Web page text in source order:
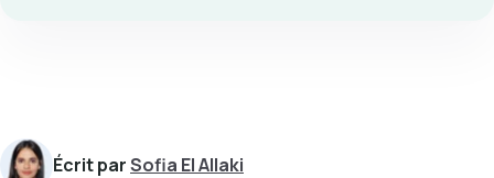
Écrit parSofia El Allaki